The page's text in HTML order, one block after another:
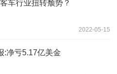
车行业扭转颓势？
2022-05-15
:净亏5.17亿美金